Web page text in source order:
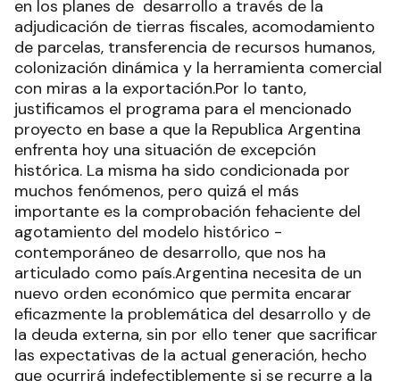
en los planes de desarrollo a través de la
adjudicación de tierras fiscales, acomodamiento
de parcelas, transferencia de recursos humanos,
colonización dinámica y la herramienta comercial
con miras a la exportación.Por lo tanto,
justificamos el programa para el mencionado
proyecto en base a que la Republica Argentina
enfrenta hoy una situación de excepción
histórica. La misma ha sido condicionada por
muchos fenómenos, pero quizá el más
importante es la comprobación fehaciente del
agotamiento del modelo histórico -
contemporáneo de desarrollo, que nos ha
articulado como país.Argentina necesita de un
nuevo orden económico que permita encarar
eficazmente la problemática del desarrollo y de
la deuda externa, sin por ello tener que sacrificar
las expectativas de la actual generación, hecho
que ocurrirá indefectiblemente si se recurre a la